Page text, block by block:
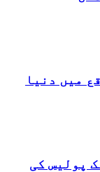
میں دنیا
پولیس کی